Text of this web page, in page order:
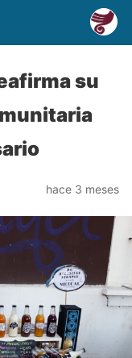
su
hace 3 meses